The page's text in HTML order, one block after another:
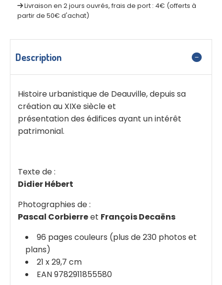
Livraison en 2 jours ouvrés, frais de port : 4€ (offerts à
partir de 50€ d'achat)
Description
Histoire urbanistique de Deauville, depuis sa
création au XIXe siècle et
présentation des édifices ayant un intérêt
patrimonial.
Texte de :
Didier Hébert
Photographies de :
Pascal Corbierreet François Decaëns
96 pages couleurs (plus de 230 photos et
plans)
21 x 29,7 cm
EAN 9782911855580